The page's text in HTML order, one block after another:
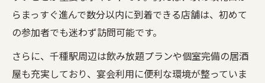
らまっすぐ進んで数分以内に到着できる店舗は、初めて
の参加者でも迷わず訪問可能です。
さらに、千種駅周辺は飲み放題プランや個室完備の居酒
屋も充実しており、宴会利用に便利な環境が整っていま